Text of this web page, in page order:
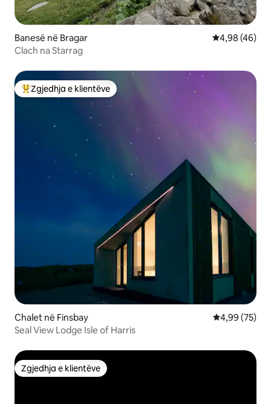
Banesë në Bragar Vlerësimi
4,98 (46)
Clach na Starrag
Më të mirat e zgjedhjeve të klientëve
Zgjedhja e klientëve
Chalet në Finsbay Vlerësimi
4,99 (75)
Seal View Lodge Isle of Harris
Zgjedhja e klientëve
Zgjedhja e klientëve